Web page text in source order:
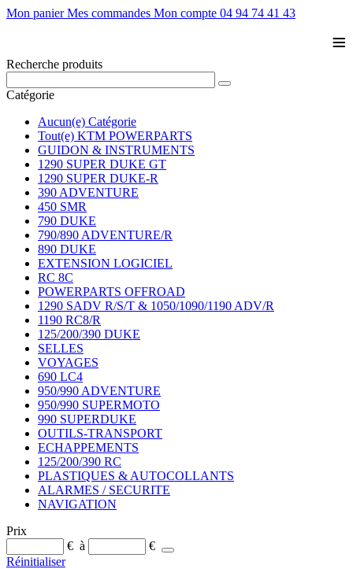
Mon panier Mes commandes Mon compte 04 94 74 41 43
≡
Recherche produits
Catégorie
Aucun(e) Catégorie
Tout(e) KTM POWERPARTS
GUIDON & INSTRUMENTS
1290 SUPER DUKE GT
1290 SUPER DUKE-R
390 ADVENTURE
450 SMR
790 DUKE
790/890 ADVENTURE/R
890 DUKE
EXTENSION LOGICIEL
RC 8C
POWERPARTS OFFROAD
1290 SADV R/S/T & 1050/1090/1190 ADV/R
1190 RC8/R
125/200/390 DUKE
SELLES
VOYAGES
690 LC4
950/990 ADVENTURE
950/990 SUPERMOTO
990 SUPERDUKE
OUTILS-TRANSPORT
ECHAPPEMENTS
125/200/390 RC
PLASTIQUES & AUTOCOLLANTS
ALARMES / SECURITE
NAVIGATION
Prix
€ à
€
Réinitialiser